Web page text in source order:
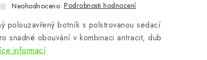
Neohodnoceno Podrobnosti hodnocení
polouzavřený botník s polstrovanou sedací
snadné obouvání v kombinaci antracit, dub
informací